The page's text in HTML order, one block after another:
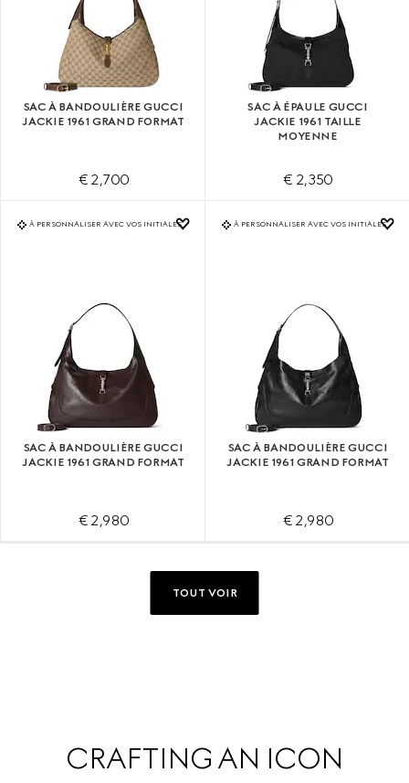
SAC À BANDOULIÈRE GUCCI
JACKIE 1961 GRAND FORMAT
€ 2,700
SAC À ÉPAULE GUCCI
JACKIE 1961 TAILLE
MOYENNE
€ 2,350
À PERSONNALISER AVEC VOS INITIALES
SAC À BANDOULIÈRE GUCCI
JACKIE 1961 GRAND FORMAT
€ 2,980
À PERSONNALISER AVEC VOS INITIALES
SAC À BANDOULIÈRE GUCCI
JACKIE 1961 GRAND FORMAT
€ 2,980
TOUT VOIR
CRAFTING AN ICON